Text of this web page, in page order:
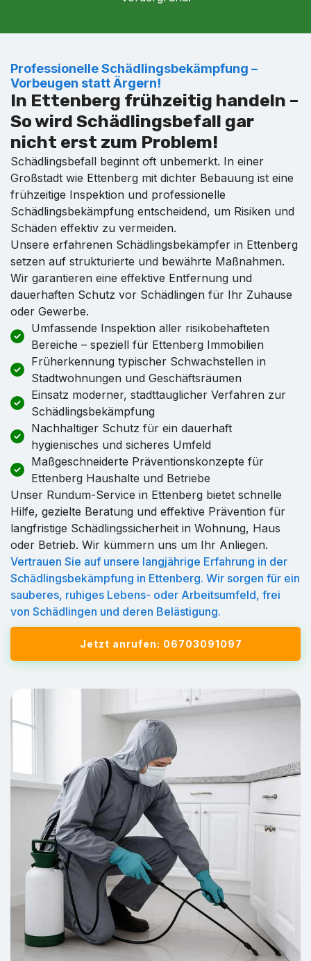
Professionelle Schädlingsbekämpfung –
Vorbeugen statt Ärgern!
In Ettenberg frühzeitig handeln –
So wird Schädlingsbefall gar
nicht erst zum Problem!
Schädlingsbefall beginnt oft unbemerkt. In einer
Großstadt wie Ettenberg mit dichter Bebauung ist eine
frühzeitige Inspektion und professionelle
Schädlingsbekämpfung entscheidend, um Risiken und
Schäden effektiv zu vermeiden.
Unsere erfahrenen Schädlingsbekämpfer in Ettenberg
setzen auf strukturierte und bewährte Maßnahmen.
Wir garantieren eine effektive Entfernung und
dauerhaften Schutz vor Schädlingen für Ihr Zuhause
oder Gewerbe.
Umfassende Inspektion aller risikobehafteten
Bereiche – speziell für Ettenberg Immobilien
Früherkennung typischer Schwachstellen in
Stadtwohnungen und Geschäftsräumen
Einsatz moderner, stadttauglicher Verfahren zur
Schädlingsbekämpfung
Nachhaltiger Schutz für ein dauerhaft
hygienisches und sicheres Umfeld
Maßgeschneiderte Präventionskonzepte für
Ettenberg Haushalte und Betriebe
Unser Rundum-Service in Ettenberg bietet schnelle
Hilfe, gezielte Beratung und effektive Prävention für
langfristige Schädlingssicherheit in Wohnung, Haus
oder Betrieb. Wir kümmern uns um Ihr Anliegen.
Vertrauen Sie auf unsere langjährige Erfahrung in der
Schädlingsbekämpfung in Ettenberg. Wir sorgen für ein
sauberes, ruhiges Lebens- oder Arbeitsumfeld, frei
von Schädlingen und deren Belästigung.
Jetzt anrufen: 06703091097